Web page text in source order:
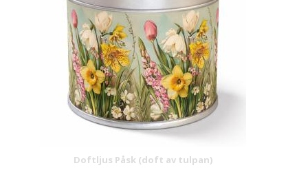
Doftljus Påsk (doft av tulpan)